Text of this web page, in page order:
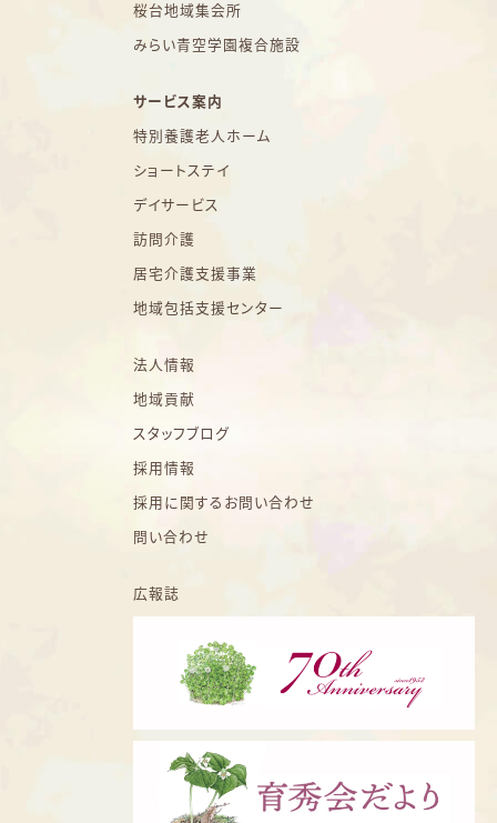
桜台地域集会所
みらい青空学園複合施設
サービス案内
特別養護老人ホーム
ショートステイ
デイサービス
訪問介護
居宅介護支援事業
地域包括支援センター
法人情報
地域貢献
スタッフブログ
採用情報
採用に関するお問い合わせ
問い合わせ
広報誌